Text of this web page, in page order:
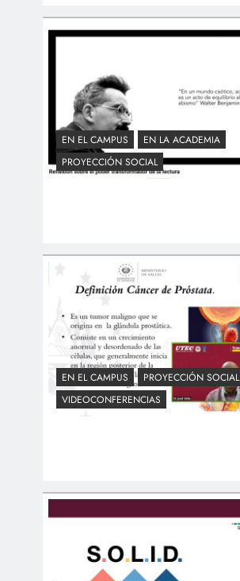
EN EL CAMPUS
EN LA ACADEMIA
PROYECCIÓN SOCIAL
EN EL CAMPUS
PROYECCIÓN SOCIAL
VIDEOCONFERENCIAS